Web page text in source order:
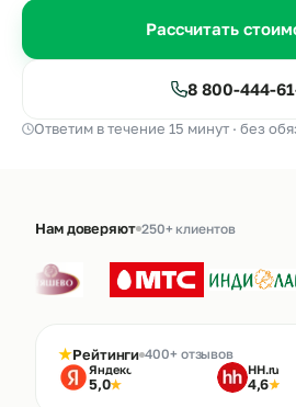
Рассчитать
8 800-444-
Ответим в течение 15 минут · без
Нам доверяют 250+ клиентов
★Рейтинги 400+ отзывов
Яндекс
5,0★
HH.ru
4,6★